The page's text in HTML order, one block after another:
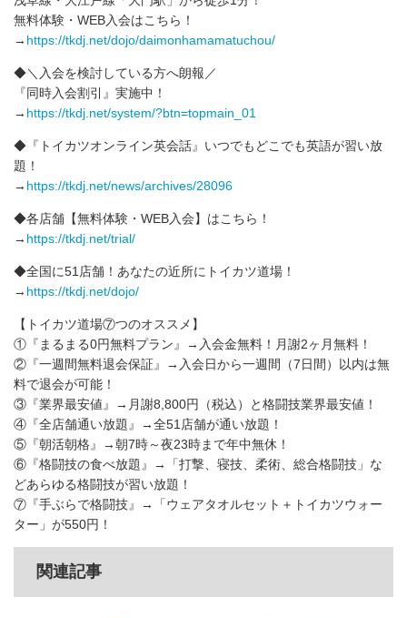
無料体験・WEB入会はこちら！
→ https://tkdj.net/dojo/daimonhamamatuchou/
◆＼入会を検討している方へ朗報／
『同時入会割引』実施中！
→ https://tkdj.net/system/?btn=topmain_01
◆『トイカツオンライン英会話』いつでもどこでも英語が習い放
題！
→ https://tkdj.net/news/archives/28096
◆各店舗【無料体験・WEB入会】はこちら！
→ https://tkdj.net/trial/
◆全国に51店舗！あなたの近所にトイカツ道場！
→ https://tkdj.net/dojo/
【トイカツ道場⑦つのオススメ】
①『まるまる0円無料プラン』→入会金無料！月謝2ヶ月無料！
②『一週間無料退会保証』→入会日から一週間（7日間）以内は無
料で退会が可能！
③『業界最安値』→月謝8,800円（税込）と格闘技業界最安値！
④『全店舗通い放題』→全51店舗が通い放題！
⑤『朝活朝格』→朝7時～夜23時まで年中無休！
⑥『格闘技の食べ放題』→「打撃、寝技、柔術、総合格闘技」な
どあらゆる格闘技が習い放題！
⑦『手ぶらで格闘技』→「ウェアタオルセット＋トイカツウォー
ター」が550円！
関連記事